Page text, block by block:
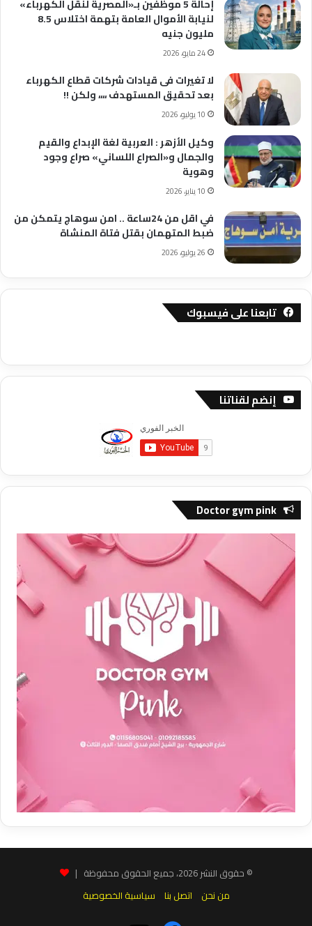
إحالة 5 موظفين بـ«المصرية لنقل الكهرباء»
لنيابة الأموال العامة بتهمة اختلاس 8.5
مليون جنيه
24 مايو، 2026
لا تغيرات فى قيادات شركات قطاع الكهرباء
بعد تحقيق المستهدف ،،،، ولكن !!
10 يوليو، 2026
وكيل الأزهر : العربية لغة الإبداع والقيم
والجمال و«الصراع اللساني» صراع وجود
وهوية
10 يناير، 2026
في اقل من 24ساعة .. امن سوهاج يتمكن من
ضبط المتهمان بقتل فتاة المنشاة
26 يوليو، 2026
تابعنا على فيسبوك
إنضم لقناتنا
Doctor gym pink
© حقوق النشر 2026، جميع الحقوق محفوظة |
من نحن
اتصل بنا سياسية الخصوصية